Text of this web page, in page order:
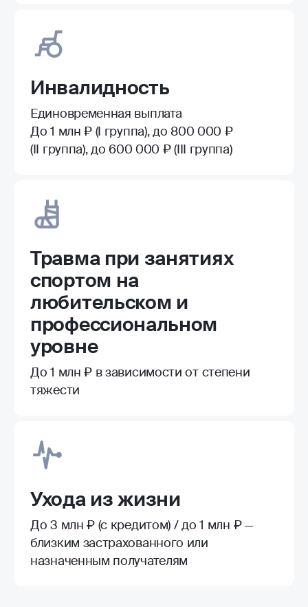
Инвалидность
Единовременная выплата
До 1 млн ₽ (I группа), до 800 000 ₽
(II группа), до 600 000 ₽ (III группа)
Травма при занятиях
спортом на
любительском и
профессиональном
уровне
До 1 млн ₽ в зависимости от степени
тяжести
Ухода из жизни
До 3 млн ₽ (с кредитом) / до 1 млн ₽ —
близким застрахованного или
назначенным получателям